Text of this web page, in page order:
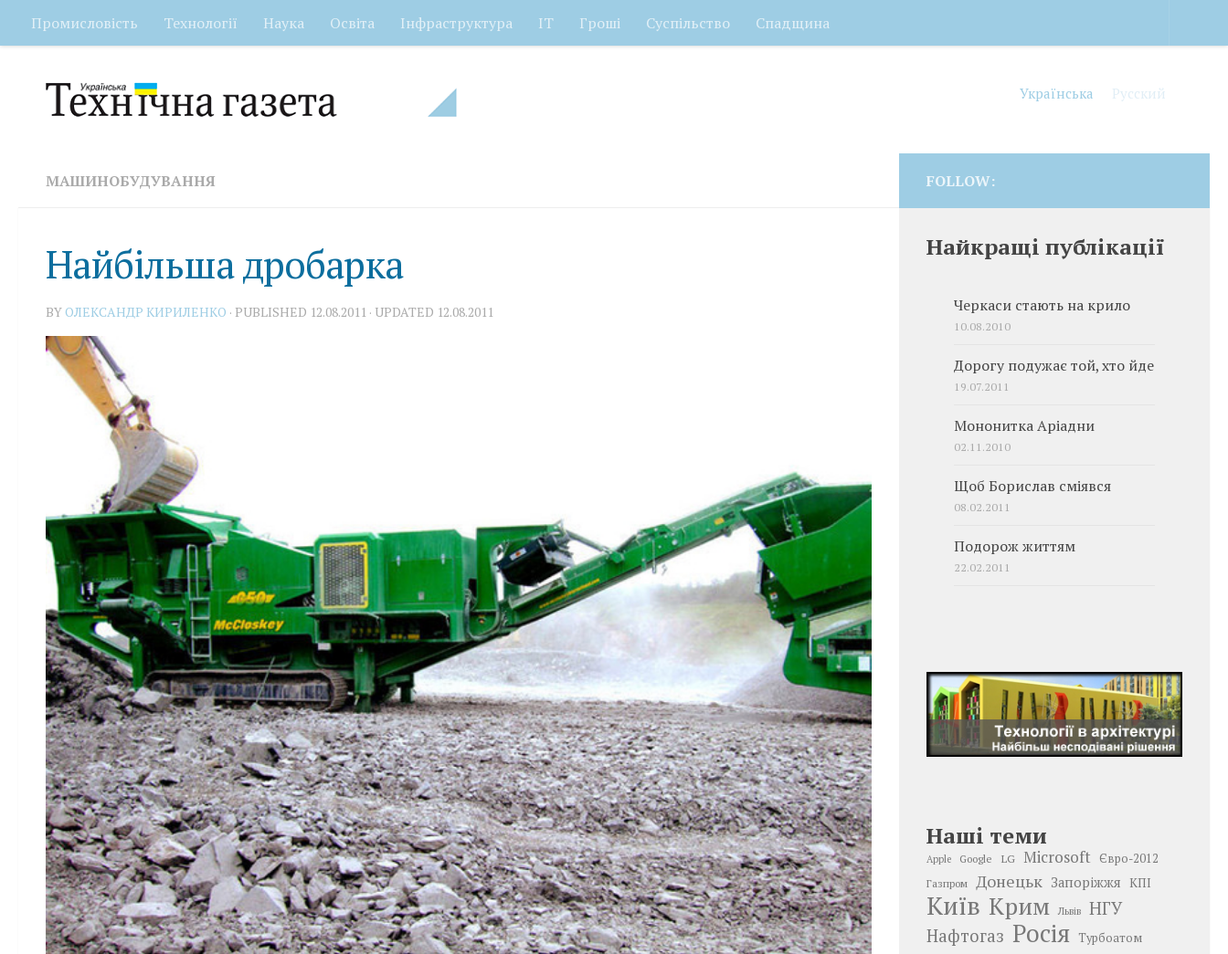
Skip to content
Промисловість Технології Наука Освіта Інфраструктура ІТ Гроші Суспільство Спадщина
Українська Русский
МАШИНОБУДУВАННЯ
Найбільша дробарка
BY ОЛЕКСАНДР КИРИЛЕНКО · PUBLISHED 12.08.2011 · UPDATED 12.08.2011
FOLLOW:
Найкращі публікації
Черкаси стають на крило
10.08.2010
Дорогу подужає той, хто йде
19.07.2011
Мононитка Аріадни
02.11.2010
Щоб Борислав сміявся
08.02.2011
Подорож життям
22.02.2011
Наші теми
Apple Google LG Microsoft Євро-2012
Газпром Донецьк Запоріжжя КПІ
Київ Крим Львів
НГУ
Нафтогаз Росія Турбоатом